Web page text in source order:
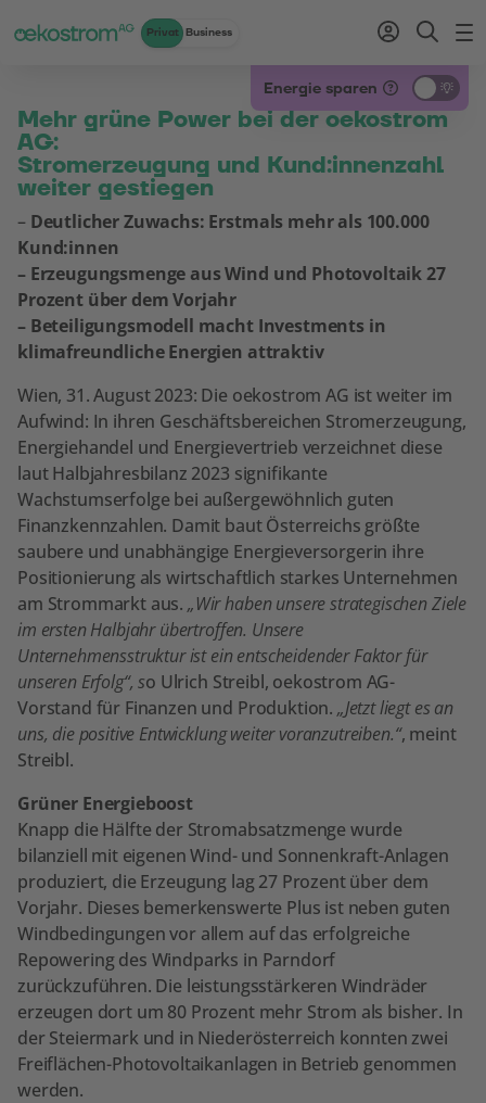
Privat Business
Energie sparen
Mehr grüne Power bei der oekostrom
AG:
Stromerzeugung und Kund:innenzahl
weiter gestiegen
– Deutlicher Zuwachs: Erstmals mehr als 100.000
Kund:innen
– Erzeugungsmenge aus Wind und Photovoltaik 27
Prozent über dem Vorjahr
– Beteiligungsmodell macht Investments in
klimafreundliche Energien attraktiv
Wien, 31. August 2023: Die oekostrom AG ist weiter im
Aufwind: In ihren Geschäftsbereichen Stromerzeugung,
Energiehandel und Energievertrieb verzeichnet diese
laut Halbjahresbilanz 2023 signifikante
Wachstumserfolge bei außergewöhnlich guten
Finanzkennzahlen. Damit baut Österreichs größte
saubere und unabhängige Energieversorgerin ihre
Positionierung als wirtschaftlich starkes Unternehmen
am Strommarkt aus. „Wir haben unsere strategischen Ziele
im ersten Halbjahr übertroffen. Unsere
Unternehmensstruktur ist ein entscheidender Faktor für
unseren Erfolg“, so Ulrich Streibl, oekostrom AG-
Vorstand für Finanzen und Produktion. „Jetzt liegt es an
uns, die positive Entwicklung weiter voranzutreiben.“, meint
Streibl.
Grüner Energieboost
Knapp die Hälfte der Stromabsatzmenge wurde
bilanziell mit eigenen Wind- und Sonnenkraft-Anlagen
produziert, die Erzeugung lag 27 Prozent über dem
Vorjahr. Dieses bemerkenswerte Plus ist neben guten
Windbedingungen vor allem auf das erfolgreiche
Repowering des Windparks in Parndorf
zurückzuführen. Die leistungsstärkeren Windräder
erzeugen dort um 80 Prozent mehr Strom als bisher. In
der Steiermark und in Niederösterreich konnten zwei
Freiflächen-Photovoltaikanlagen in Betrieb genommen
werden.